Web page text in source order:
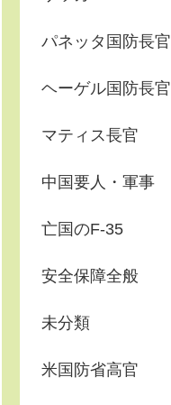
パネッタ国防長官
ヘーゲル国防長官
マティス長官
中国要人・軍事
亡国のF-35
安全保障全般
未分類
米国防省高官